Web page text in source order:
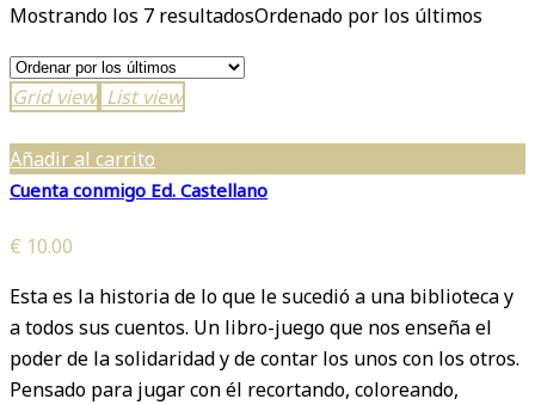
Mostrando los 7 resultadosOrdenado por los últimos
Grid view List view
Añadir al carrito
Cuenta conmigo Ed. Castellano
€ 10.00
Esta es la historia de lo que le sucedió a una biblioteca y
a todos sus cuentos. Un libro-juego que nos enseña el
poder de la solidaridad y de contar los unos con los otros.
Pensado para jugar con él recortando, coloreando,